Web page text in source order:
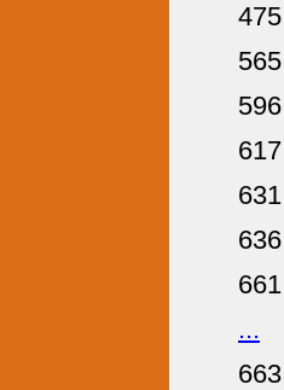
475
565
596
617
631
636
661
...
663